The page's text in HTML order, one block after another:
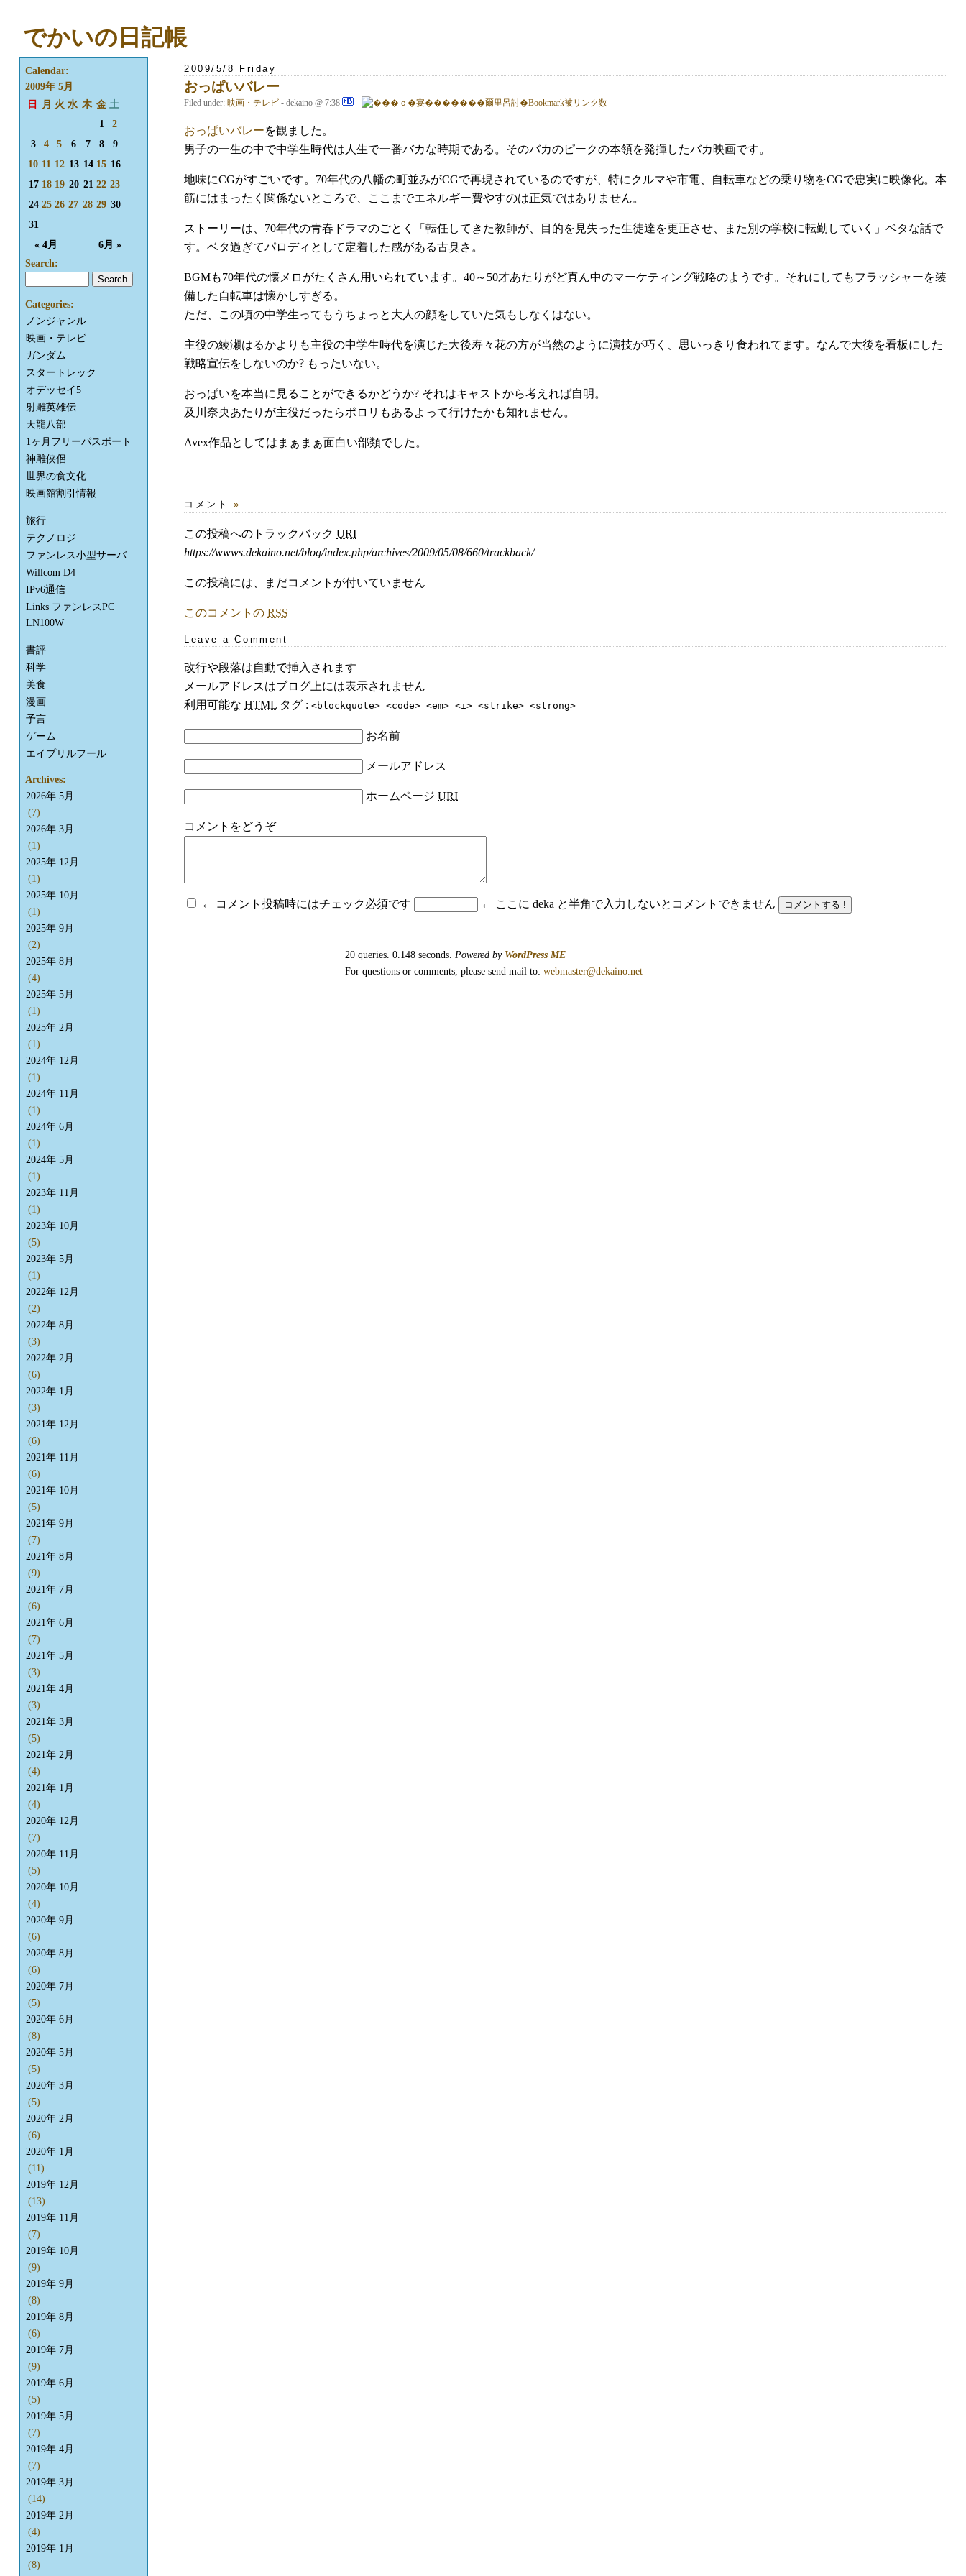
でかいの日記帳
2009/5/8 Friday
おっぱいバレー
Filed under: 映画・テレビ - dekaino @ 7:38
おっぱいバレーを観ました。
男子の一生の中で中学生時代は人生で一番バカな時期である。そのバカのピークの本領を発揮したバカ映画です。
地味にCGがすごいです。70年代の八幡の町並みがCGで再現されているのですが、特にクルマや市電、自転車などの乗り物をCGで忠実に映像化。本
筋にはまったく関係ないところで、ここまでエネルギー費やすのは正気ではありません。
ストーリーは、70年代の青春ドラマのごとく「転任してきた教師が、目的を見失った生徒達を更正させ、また別の学校に転勤していく」ベタな話で
す。ベタ過ぎてパロディとして定着した感がある古臭さ。
BGMも70年代の懐メロがたくさん用いられています。40～50才あたりがど真ん中のマーケティング戦略のようです。それにしてもフラッシャーを装
備した自転車は懐かしすぎる。
ただ、この頃の中学生ってもうちょっと大人の顔をしていた気もしなくはない。
主役の綾瀬はるかよりも主役の中学生時代を演じた大後寿々花の方が当然のように演技が巧く、思いっきり食われてます。なんで大後を看板にした
戦略宣伝をしないのか? もったいない。
おっぱいを本当に見ることができるかどうか? それはキャストから考えれば自明。
及川奈央あたりが主役だったらポロリもあるよって行けたかも知れません。
Avex作品としてはまぁまぁ面白い部類でした。
コメント »
この投稿へのトラックバック URI
https://wwws.dekaino.net/blog/index.php/archives/2009/05/08/660/trackback/
この投稿には、まだコメントが付いていません
このコメントの RSS
Leave a Comment
改行や段落は自動で挿入されます
メールアドレスはブログ上には表示されません
利用可能な HTML タグ : <blockquote> <code> <em> <i> <strike> <strong>
お名前
メールアドレス
ホームページ URI
コメントをどうぞ
← コメント投稿時にはチェック必須です ← ここに deka と半角で入力しないとコメントできません
Calendar:
2009年 5月
日
月 火 水 木 金 土
« 4月 6月 »
1
2
3
4 5 6 7 8
9
10 11 12 13 14 15 16
17 18 19 20 21 22 23
24 25 26 27 28 29 30
31
Search:
Categories:
ノンジャンル
映画・テレビ
ガンダム
スタートレック
オデッセイ5
射雕英雄伝
天龍八部
1ヶ月フリーパスポート
神雕侠侶
世界の食文化
映画館割引情報
旅行
テクノロジ
ファンレス小型サーバ
Willcom D4
IPv6通信
Links ファンレスPC
LN100W
書評
科学
美食
漫画
予言
ゲーム
エイプリルフール
Archives:
2026年 5月
(7)
2026年 3月
(1)
2025年 12月
(1)
2025年 10月
(1)
2025年 9月
(2)
2025年 8月
(4)
2025年 5月
(1)
2025年 2月
(1)
2024年 12月
(1)
2024年 11月
(1)
2024年 6月
(1)
2024年 5月
(1)
2023年 11月
(1)
2023年 10月
(5)
2023年 5月
(1)
2022年 12月
(2)
2022年 8月
(3)
2022年 2月
(6)
2022年 1月
(3)
2021年 12月
(6)
2021年 11月
(6)
2021年 10月
(5)
2021年 9月
(7)
2021年 8月
(9)
2021年 7月
(6)
2021年 6月
(7)
2021年 5月
(3)
2021年 4月
(3)
2021年 3月
(5)
2021年 2月
(4)
2021年 1月
(4)
2020年 12月
(7)
2020年 11月
(5)
2020年 10月
(4)
2020年 9月
(6)
2020年 8月
(6)
2020年 7月
(5)
2020年 6月
(8)
2020年 5月
(5)
2020年 3月
(5)
2020年 2月
(6)
2020年 1月
(11)
2019年 12月
(13)
2019年 11月
(7)
2019年 10月
(9)
2019年 9月
(8)
2019年 8月
(6)
2019年 7月
(9)
2019年 6月
(5)
2019年 5月
(7)
2019年 4月
(7)
2019年 3月
(14)
2019年 2月
(4)
2019年 1月
(8)
20 queries. 0.148 seconds. Powered by WordPress ME
For questions or comments, please send mail to: webmaster@dekaino.net